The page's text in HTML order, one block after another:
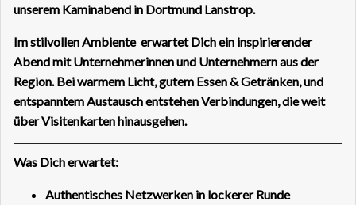
unserem Kaminabend in Dortmund Lanstrop.
Im stilvollen Ambiente erwartet Dich ein inspirierender
Abend mit Unternehmerinnen und Unternehmern aus der
Region. Bei warmem Licht, gutem Essen & Getränken, und
entspanntem Austausch entstehen Verbindungen, die weit
über Visitenkarten hinausgehen.
Was Dich erwartet:
Authentisches Netzwerken in lockerer Runde